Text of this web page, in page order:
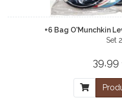
+6 Bag O'Munchkin
Set 2
39,99